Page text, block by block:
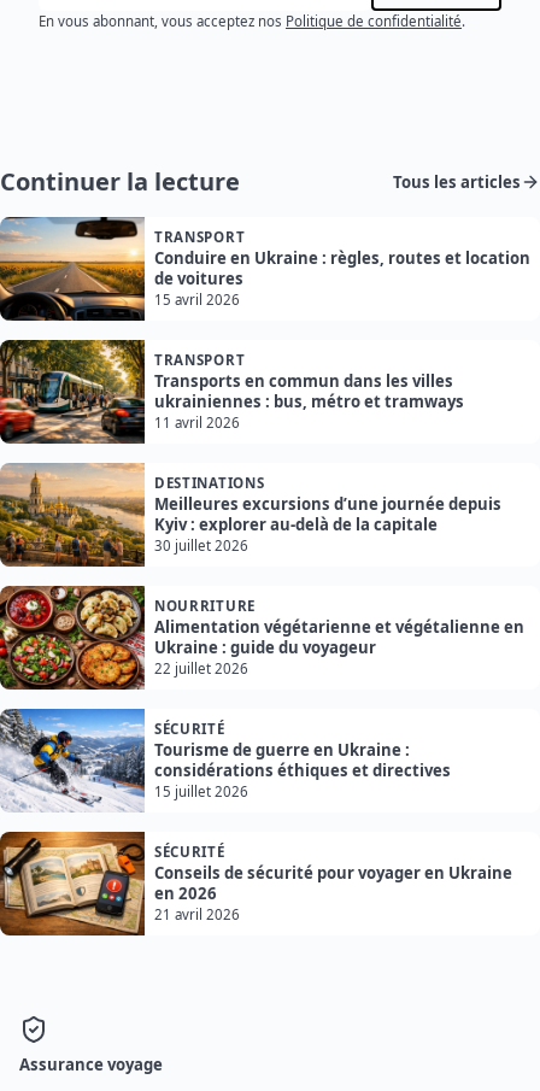
En vous abonnant, vous acceptez nos Politique de confidentialité.
Continuer la lecture Tous les articles
TRANSPORT
Conduire en Ukraine : règles, routes et location
de voitures
15 avril 2026
TRANSPORT
Transports en commun dans les villes
ukrainiennes : bus, métro et tramways
11 avril 2026
DESTINATIONS
Meilleures excursions d’une journée depuis
Kyiv : explorer au-delà de la capitale
30 juillet 2026
NOURRITURE
Alimentation végétarienne et végétalienne en
Ukraine : guide du voyageur
22 juillet 2026
SÉCURITÉ
Tourisme de guerre en Ukraine :
considérations éthiques et directives
15 juillet 2026
SÉCURITÉ
Conseils de sécurité pour voyager en Ukraine
en 2026
21 avril 2026
Assurance voyage